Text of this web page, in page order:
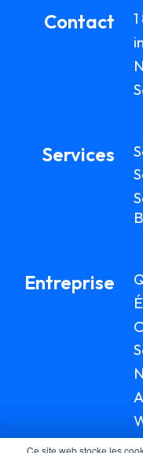
Ce site web stocke les
Contact
Services
Entreprise